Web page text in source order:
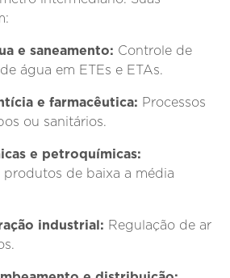
e saneamento: Controle de
água em ETEs e ETAs.
e farmacêutica: Processos
ou sanitários.
e petroquímicas:
produtos de baixa a média
industrial: Regulação de ar